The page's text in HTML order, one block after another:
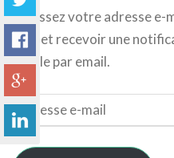
Saisissez votre adresse e-
blog et recevoir une
article par email.
Adresse
e-
mail